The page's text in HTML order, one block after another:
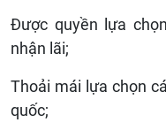
Được quyền lựa
nhận lãi;
Thoải mái lựa chọn
quốc;